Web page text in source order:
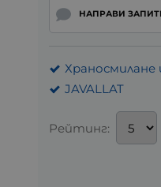
НАПРАВИ
JAVALLAT
Рейтинг: